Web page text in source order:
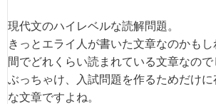
現代文のハイレベルな読解問題。
きっとエライ人が書いた文章なのかも
間でどれくらい読まれている文章なので
ぶっちゃけ、入試問題を作るためだけに
な文章ですよね。